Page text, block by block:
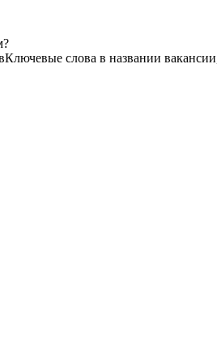
Ключевые слова в названии